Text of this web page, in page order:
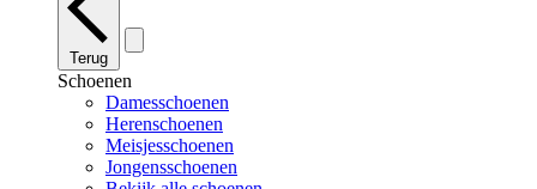
Terug
Schoenen
Damesschoenen
Herenschoenen
Meisjesschoenen
Jongensschoenen